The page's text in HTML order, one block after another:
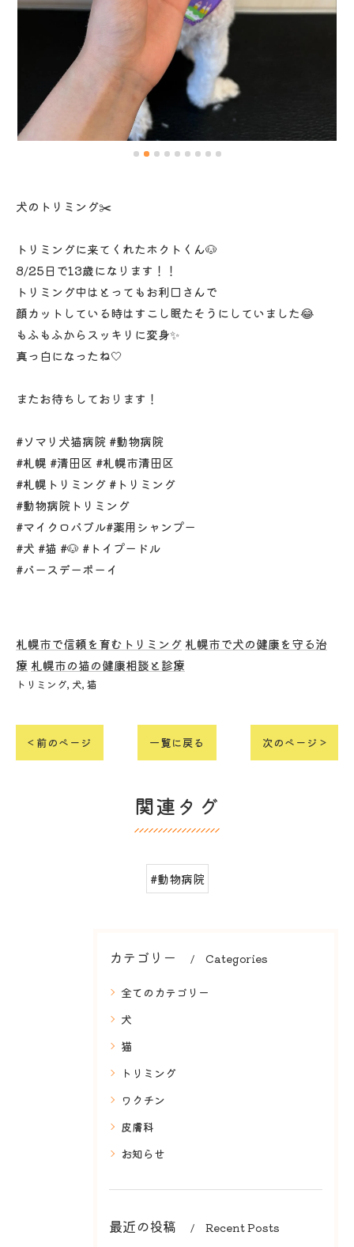
犬のトリミング✂️
トリミングに来てくれたホクトくん🐶
8/25日で13歳になります！！
トリミング中はとってもお利口さんで
顔カットしている時はすこし眠たそうにしていました😂
もふもふからスッキリに変身✨
真っ白になったね‎🤍
またお待ちしております！
#ソマリ犬猫病院 #動物病院
#札幌 #清田区 #札幌市清田区
#札幌トリミング #トリミング
#動物病院トリミング
#マイクロバブル#薬用シャンプー
#犬 #猫 #🐶 #トイプードル
#バースデーボーイ
札幌市で信頼を育むトリミング 札幌市で犬の健康を守る治
療 札幌市の猫の健康相談と診療
トリミング 犬 猫
< 前のページ 一覧に戻る 次のページ >
関連タグ
#動物病院
カテゴリー Categories
全てのカテゴリー
犬
猫
トリミング
ワクチン
皮膚科
お知らせ
最近の投稿 Recent Posts